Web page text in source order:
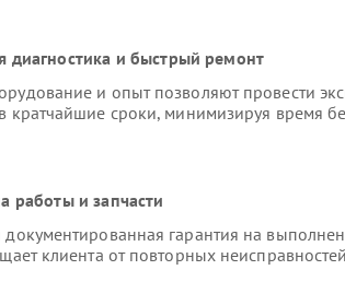
диагностика и быстрый ремонт
и опыт позволяют провести
кратчайшие сроки, минимизируя время
работы и запчасти
документированная гарантия на
клиента от повторных неисправностей